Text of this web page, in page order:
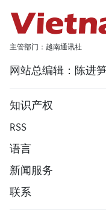
主管部门：越南通讯社
网站总编辑：陈进
知识产权
RSS
语言
新闻服务
联系